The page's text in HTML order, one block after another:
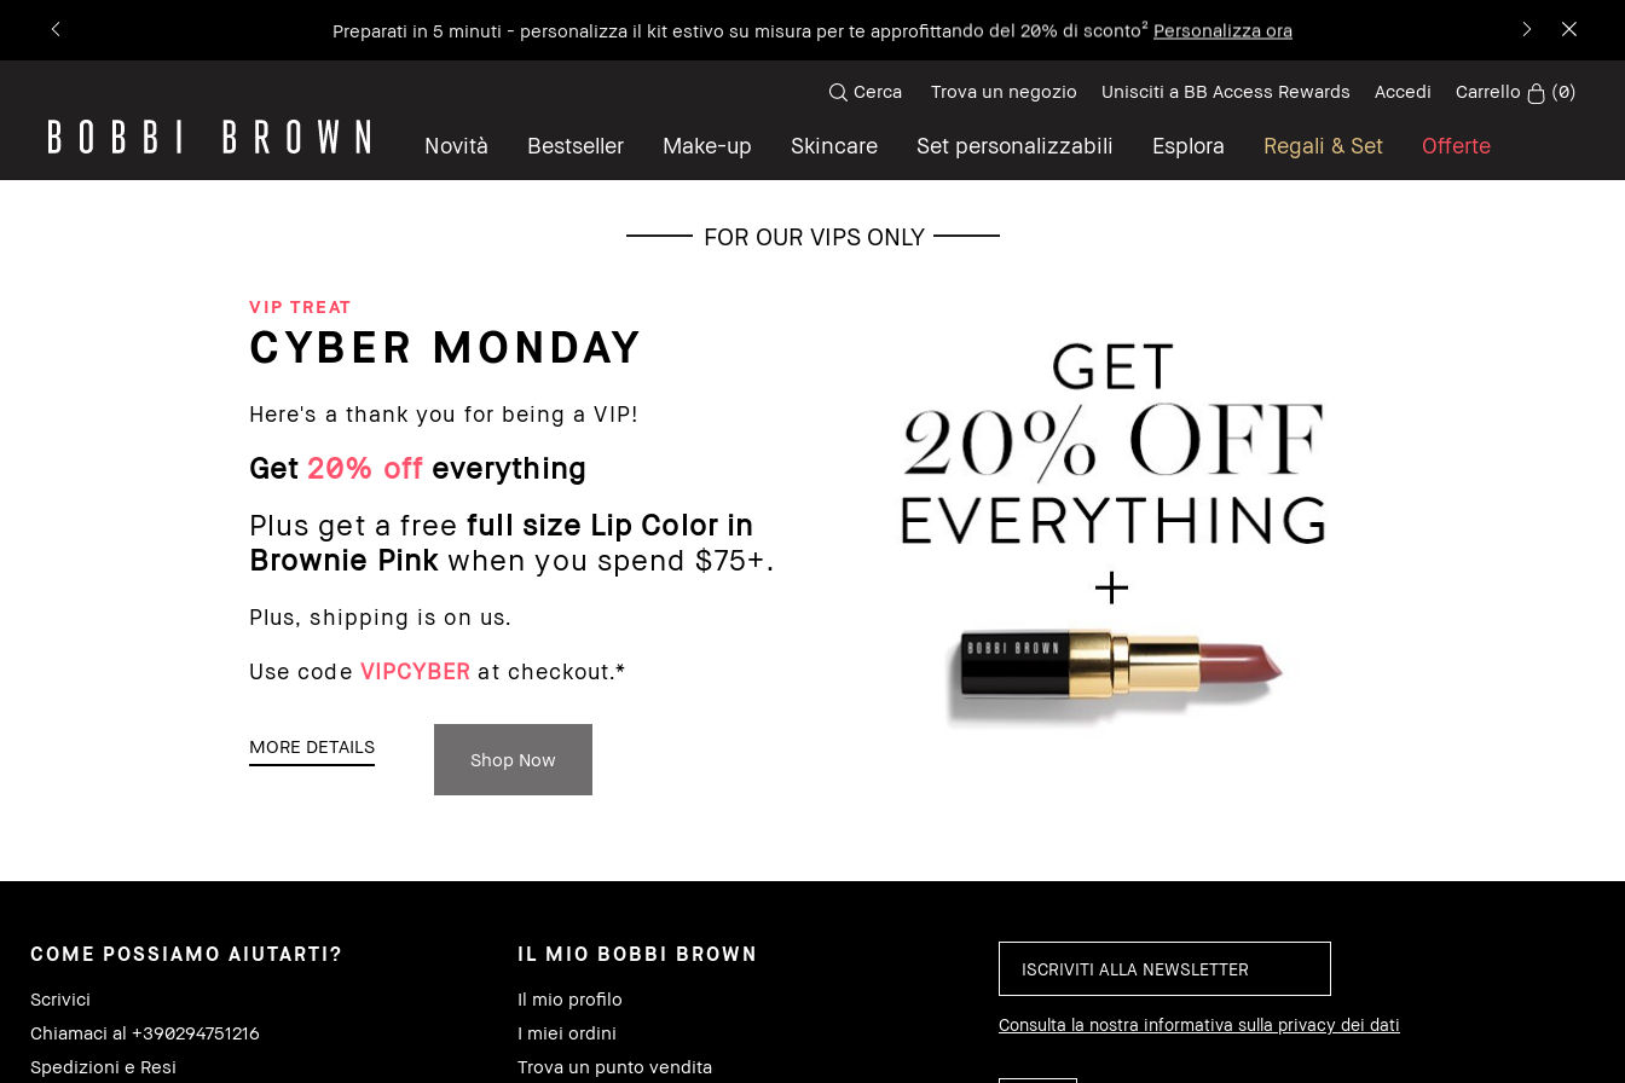
Preparati in 5 minuti - personalizza il kit estivo su misura per te approfittando del 20% di sconto² Personalizza ora
Novità Bestseller Make-up Skincare Set personalizzabili Esplora Regali & Set Offerte
Cerca Trova un negozio Unisciti a BB Access Rewards Accedi Carrello (0)
FOR OUR VIPS ONLY
VIP TREAT
CYBER MONDAY
Here's a thank you for being a VIP!
Get 20% off everything
Plus get a freefull size Lip Color in
Brownie Pink when you spend $75+.
Plus, shipping is on us.
Use code VIPCYBERat checkout.*
MORE DETAILS
Shop Now
COME POSSIAMO AIUTARTI?
Scrivici
Chiamaci al +390294751216
Spedizioni e Resi
IL MIO BOBBI BROWN
Il mio profilo
I miei ordini
Trova un punto vendita
Consulta la nostra informativa sulla privacy dei dati